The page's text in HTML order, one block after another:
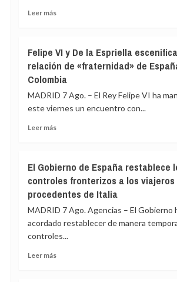
de
los
«agujeros
de
la
crisis
Ceuta
Leer másLeer
mantiene
reuniones
bilaterales
homólogos
latinoamericanos
de
Madrid
Felipe VI y De la Espriella
relación de «fraternidad» de
Colombia
MADRID 7 Ago. – El Rey Felipe VI ha
este viernes un encuentro con...
Leer másLeer
VI
y
De
Espriella
escenifican
la
de
El Gobierno de España restablece
controles fronterizos a los viajeros
procedentes de Italia
MADRID 7 Ago. Agencias – El Gobierno
acordado restablecer de manera
controles...
Leer másLeer